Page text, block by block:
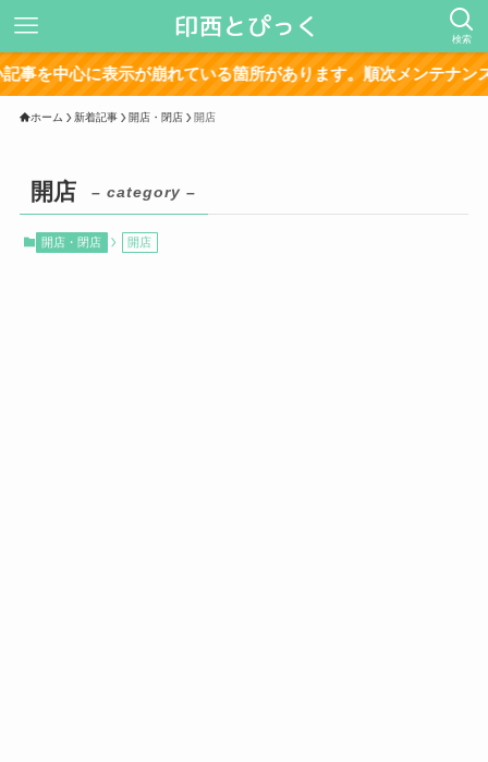
検索
心に表示が崩れている箇所があります。順次メンテナンス中で
ホーム 新着記事 開店・閉店 開店
開店 – category –
開店・閉店 開店